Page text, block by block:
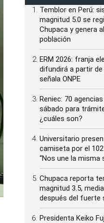
Temblor en Perú:
magnitud 5.0 se
Chupaca y genera
población
ERM 2026: franja
difundirá a partir
señala ONPE
Reniec: 70
sábado para
¿cuáles son?
Universitario
camiseta por el
“Nos une la misma
Chupaca reporta
magnitud 3.5,
después del fuerte
Presidenta Keiko